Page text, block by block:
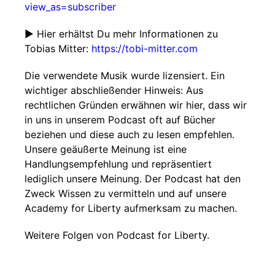
view_as=subscriber
► Hier erhältst Du mehr Informationen zu
Tobias Mitter: https://tobi-mitter.com
Die verwendete Musik wurde lizensiert. Ein
wichtiger abschließender Hinweis: Aus
rechtlichen Gründen erwähnen wir hier, dass wir
in uns in unserem Podcast oft auf Bücher
beziehen und diese auch zu lesen empfehlen.
Unsere geäußerte Meinung ist eine
Handlungsempfehlung und repräsentiert
lediglich unsere Meinung. Der Podcast hat den
Zweck Wissen zu vermitteln und auf unsere
Academy for Liberty aufmerksam zu machen.
Weitere Folgen von Podcast for Liberty.